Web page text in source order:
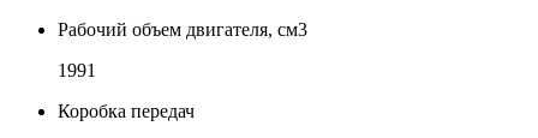
Рабочий объем двигателя, см3
1991
Коробка передач